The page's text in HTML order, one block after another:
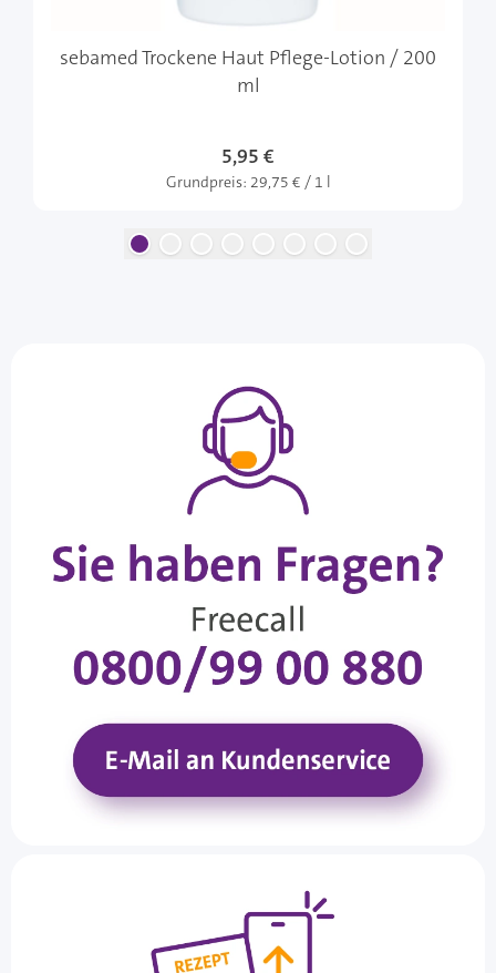
sebamed Trockene Haut Pflege-Lotion / 200
ml
5,95 €
Grundpreis: 29,75 € / 1 l